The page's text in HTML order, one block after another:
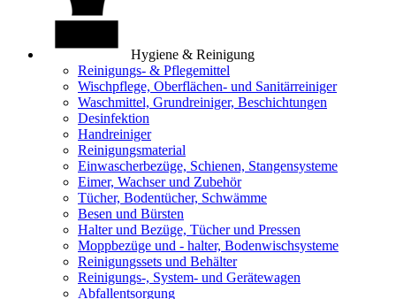
Hygiene & Reinigung
Reinigungs- & Pflegemittel
Wischpflege, Oberflächen- und Sanitärreiniger
Waschmittel, Grundreiniger, Beschichtungen
Desinfektion
Handreiniger
Reinigungsmaterial
Einwascherbezüge, Schienen, Stangensysteme
Eimer, Wachser und Zubehör
Tücher, Bodentücher, Schwämme
Besen und Bürsten
Halter und Bezüge, Tücher und Pressen
Moppbezüge und - halter, Bodenwischsysteme
Reinigungssets und Behälter
Reinigungs-, System- und Gerätewagen
Abfallentsorgung